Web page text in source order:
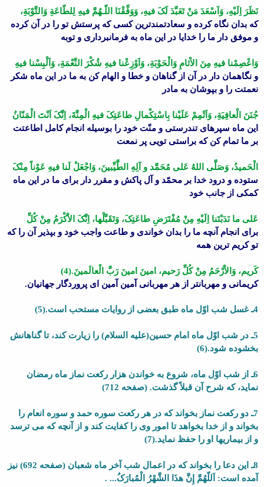
نَظَرَ اِلَیْهِ، وَاَسْعَدَ مَنْ تَعَبَّدَ لَکَ فیهِ، وَوَفِّقْنَا اللّـهُمَّ فیهِ لِلطّاعَةِ وَالتَّوْبَةِ،
که بدان نگاه کرده و سعادتمندترین کسى که پرستش تو را در آن کرده
و موفق دار ما را خدایا در این ماه به فرمانبردارى و توبه
وَاعْصِمْنا فیهِ مِنَ الاْثامِ وَالْحَوْبَةِ، وَاَوْزِعْنا فیهِ شُکْرَ النِّعْمَةِ، وَاَلْبِسْنا فیهِ
و نگاهمان دار در آن از گناهان و خطا و الهام کن به ما در این ماه شکر
نعمتت را و بپوشان به مادر
جُنَنَ الْعافِیَةِ، وَاَتْمِمْ عَلَیْنا بِاسْتِکْمالِ طاعَتِکَ فیهِ الْمِنَّةَ، اِنَّکَ اَنْتَ الْمَنّانُ
این ماه سپرهاى تندرستى و منّت خود را بوسیله انجام کامل اطاعتت
بر ما تمام کن که براستى تویى پر نمعت
الْحَمیدُ، وَصَلَّى اللهُ عَلى مُحَمَّد و آلِهِ الطَّیِّبینَ، وَاجْعَلْ لَنا فیهِ عَوْناً مِنْکَ
ستوده و درود خدا بر محمّد و آل پاکش و مقرر دار براى ما در این ماه
کمکى از جانب خود
عَلى ما نَدَبْتَنا اِلَیْهِ مِنْ مُفْتَرَضِ طاعَتِکَ، وَتَقَبَّلْها، اِنَّکَ الاَْکْرَمُ مِنْ کُلِّ
براى انجام آنچه ما را بدان خواندى و طاعت واجب خود و بپذیر آن را که
تو کریم ترین همه
کَریم، وَالاَْرْحَمُ مِنْ کُلِّ رَحیم، امینَ امینَ رَبَّ الْعالَمینَ.(4)
کریمانى و مهربانتر از هر مهربانى آمین آمین اى پروردگار جهانیان.
4ـ غسل شب اوّل ماه طبق بعضى از روایات مستحب است.(5)
5ـ در شب اوّل ماه امام حسین(علیه السلام) را زیارت کند، تا گناهانش
بخشوده شود.(6)
6ـ از شب اوّل ماه، شروع به خواندن هزار رکعت نماز ماه رمضان
نماید، که شرح آن قبلاً گذشت. (صفحه 712)
7ـ دو رکعت نماز بخواند که در هر رکعت سوره حمد و سوره انعام را
بخواند و از خدا بخواهد تا امور وى را کفایت کند و از آنچه که مى ترسد
و از بیماریها او را حفظ نماید.(7)
8ـ این دعا را بخواند که در اعمال شب آخر ماه شعبان (صفحه 692) نیز
آمده است: اَللّهُمَّ إِنَّ هذَا الشَّهْرُ الْمُبارَکُ... .